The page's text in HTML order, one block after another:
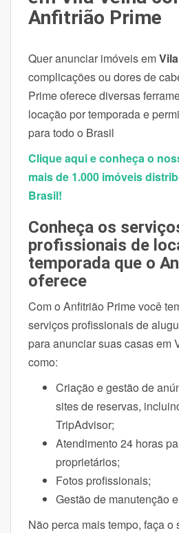
Anfitrião Prime
Quer anunciar imóveis em
complicações ou dores de
Prime oferece diversas
locação por temporada e
para todo o Brasil
Clique aqui e conheça o
mais de 1.000 imóveis
Brasil!
Conheça os
profissionais de
temporada que o
oferece
Com o Anfitrião Prime você
serviços profissionais de
para anunciar suas casas em
como:
Criação e gestão de
sites de reservas,
TripAdvisor;
Atendimento 24 horas
proprietários;
Fotos profissionais;
Gestão de manutenção
Não perca mais tempo, faça o